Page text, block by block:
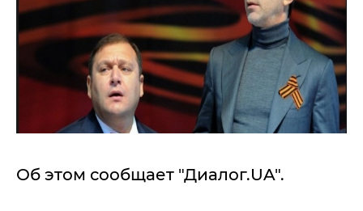
Об этом сообщает "Диалог.UA".